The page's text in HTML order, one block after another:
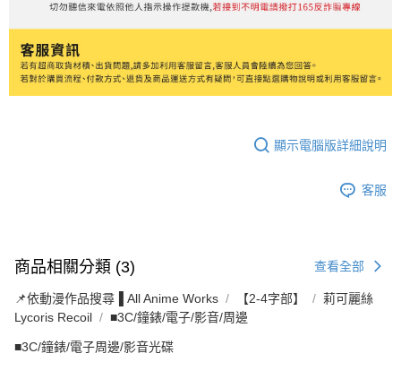
顯示電腦版詳細說明
客服
商品相關分類 (3) 查看全部
📌依動漫作品搜尋▐ All Anime Works 【2-4字部】
莉可麗絲
Lycoris Recoil
■3C/鐘錶/電子/影音/周邊
■3C/鐘錶/電子周邊/影音光碟